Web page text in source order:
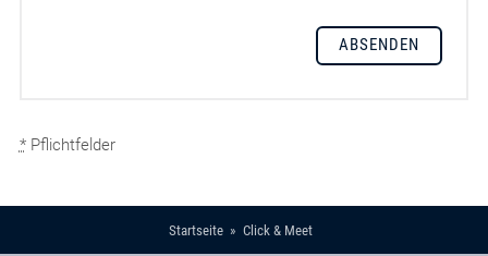
*Pflichtfelder
Startseite Click & Meet